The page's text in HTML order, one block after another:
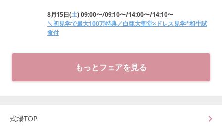
8月15日(土)09:00〜/09:10〜/14:00〜/14:10〜
＼初見学で最大100万特典／白亜大聖堂×ドレス見学*和牛試
食付
もっとフェアを見る
式場TOP